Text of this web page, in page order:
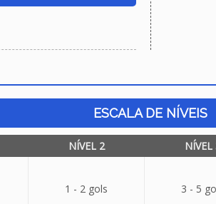
ESCALA DE NÍVEIS
NÍVEL 2 NÍVEL
1 - 2 gols 3 - 5